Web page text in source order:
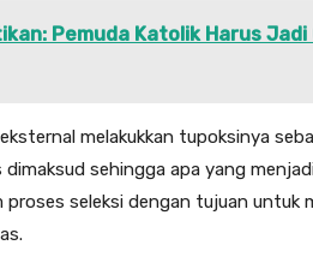
Pemuda Katolik Harus Jadi
melakukkan tupoksinya
sehingga apa yang
proses seleksi dengan tujuan untuk